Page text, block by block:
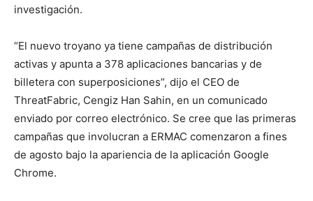
investigación.
“El nuevo troyano ya tiene campañas de distribución
activas y apunta a 378 aplicaciones bancarias y de
billetera con superposiciones”, dijo el CEO de
ThreatFabric, Cengiz Han Sahin, en un comunicado
enviado por correo electrónico. Se cree que las primeras
campañas que involucran a ERMAC comenzaron a fines
de agosto bajo la apariencia de la aplicación Google
Chrome.